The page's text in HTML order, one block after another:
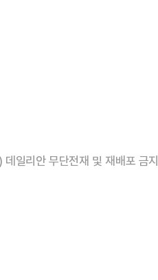
일리안 무단전재 및 재배포 금지